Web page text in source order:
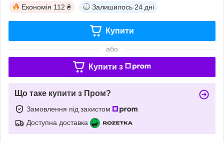
Економія 112 ₴ Залишилось 24 дні
Купити
або
Купити з
Що таке купити з Пром?
Замовлення під захистом
Доступна доставка